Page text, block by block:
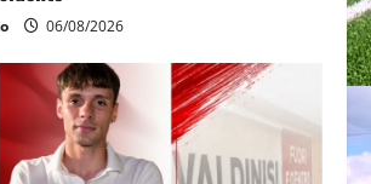
06/08/2026